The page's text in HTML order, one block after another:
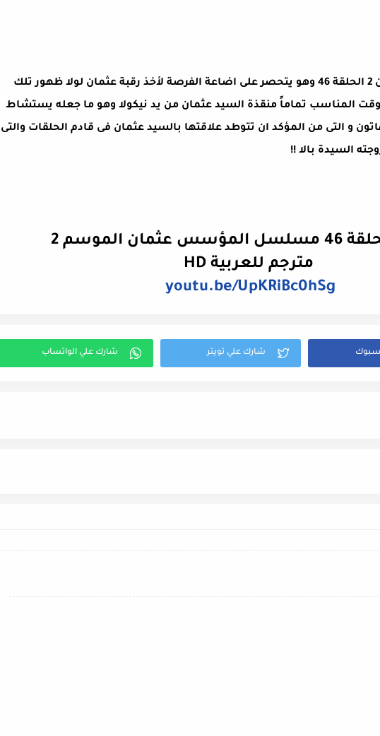
نيكولا الذى ظهر فى الإعلان 2 الحلقة 46 وهو يتحصر على اضاعة الفرصة لأخذ رقبة عثمان لولا ظهور تلك
المناسب تماماً منقذة السيد عثمان من يد نيكولا وهو ما جعله يستشاط
و التى من المؤكد ان تتوطد علاقتها بالسيد عثمان فى قادم الحلقات والتى
السيدة بالا !!
مترجم للعربية HD
youtu.be/UpKRiBc0hSg